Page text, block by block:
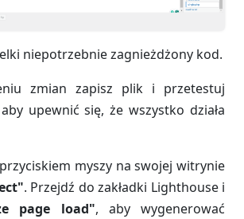
niepotrzebnie zagnieżdżony kod.
zmian zapisz plik i przetestuj
upewnić się, że wszystko działa
myszy na swojej witrynie
. Przejdź do zakładki Lighthouse i
page load", aby wygenerować